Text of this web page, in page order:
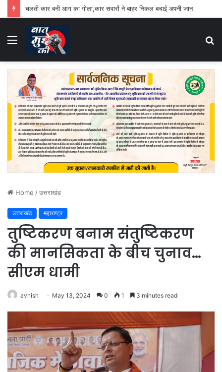
चलती कार बनी आग का गोला,कार सवारों ने बाहर निकल बचाई अपनी जान
Menu
Home /उत्तराखंड
उत्तराखंड महाराष्ट्र
तुष्टिकरण बनाम संतुष्टिकरण
की मानसिकता के बीच चुनाव…
सीएम धामी
avnish May 13, 2024 0 1 3 minutes read